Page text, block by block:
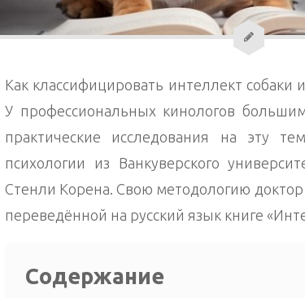
Как классифицировать интеллект собаки
У профессиональных кинологов
практические исследования на эту
психологии из Ванкуверского
Стенли Корена. Свою методологию
переведённой на русский язык книге
Содержание